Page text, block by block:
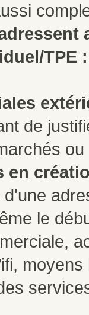
TPE :
de
en
le